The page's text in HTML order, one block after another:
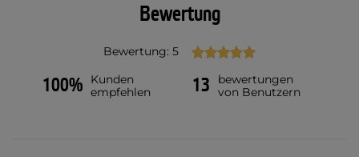
Bewertung
Bewertung: 5
100%
Kunden
empfehlen
13
bewertungen
von Benutzern